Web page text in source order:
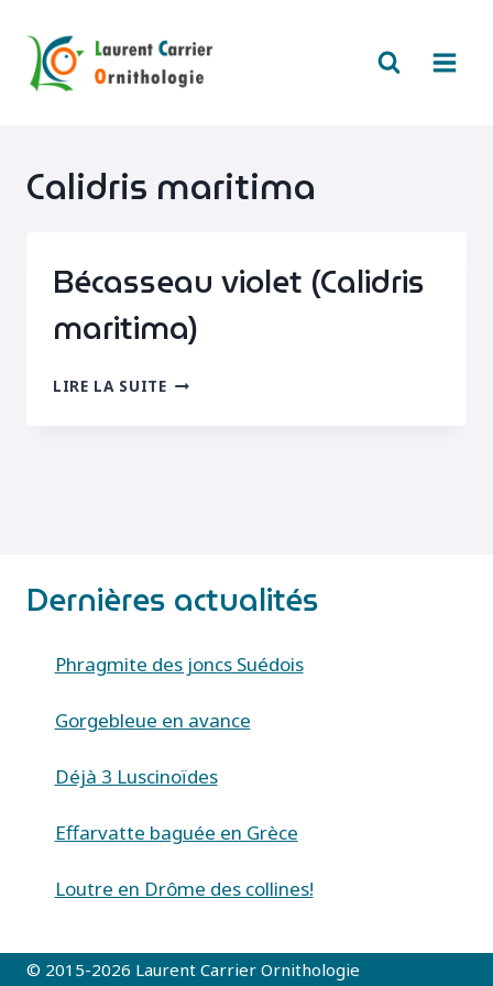
contenu
Calidris maritima
Bécasseau violet (Calidris
maritima)
LIRE LA SUITEBÉCASSEAU
Dernières actualités
Phragmite des joncs Suédois
Gorgebleue en avance
Déjà 3 Luscinoïdes
Effarvatte baguée en Grèce
Loutre en Drôme des collines!
© 2015-2026 Laurent Carrier Ornithologie